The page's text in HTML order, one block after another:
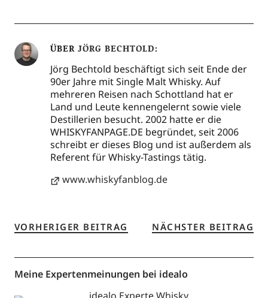
ÜBER JÖRG BECHTOLD
Jörg Bechtold beschäftigt sich seit Ende der
90er Jahre mit Single Malt Whisky. Auf
mehreren Reisen nach Schottland hat er
Land und Leute kennengelernt sowie viele
Destillerien besucht. 2002 hatte er die
WHISKYFANPAGE.DE begründet, seit 2006
schreibt er dieses Blog und ist außerdem als
Referent für Whisky-Tastings tätig.
www.whiskyfanblog.de
VORHERIGER BEITRAG NÄCHSTER BEITRAG
Meine Expertenmeinungen bei idealo